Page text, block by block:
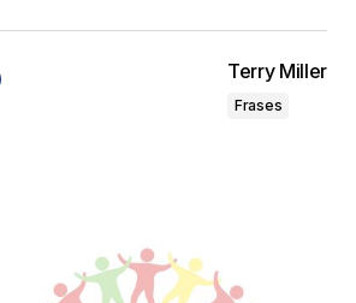
Terry Miller
Frases